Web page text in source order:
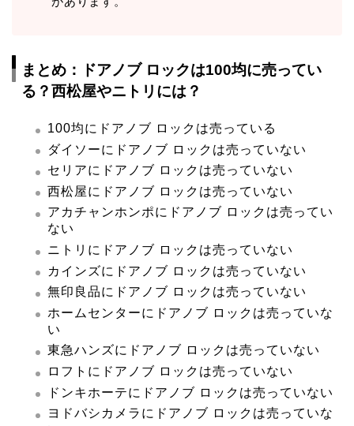
まとめ：ドアノブ ロックは100均に売ってい
る？西松屋やニトリには？
100均にドアノブ ロックは売っている
ダイソーにドアノブ ロックは売っていない
セリアにドアノブ ロックは売っていない
西松屋にドアノブ ロックは売っていない
アカチャンホンポにドアノブ ロックは売ってい
ない
ニトリにドアノブ ロックは売っていない
カインズにドアノブ ロックは売っていない
無印良品にドアノブ ロックは売っていない
ホームセンターにドアノブ ロックは売っていな
い
東急ハンズにドアノブ ロックは売っていない
ロフトにドアノブ ロックは売っていない
ドンキホーテにドアノブ ロックは売っていない
ヨドバシカメラにドアノブ ロックは売っていな